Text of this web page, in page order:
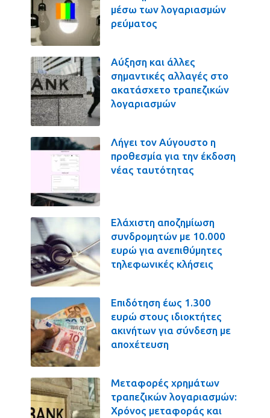
μέσω των λογαριασμών
ρεύματος
Αύξηση και άλλες
σημαντικές αλλαγές στο
ακατάσχετο τραπεζικών
λογαριασμών
Λήγει τον Αύγουστο η
προθεσμία για την έκδοση
νέας ταυτότητας
Ελάχιστη αποζημίωση
συνδρομητών με 10.000
ευρώ για ανεπιθύμητες
τηλεφωνικές κλήσεις
Επιδότηση έως 1.300
ευρώ στους ιδιοκτήτες
ακινήτων για σύνδεση με
αποχέτευση
Μεταφορές χρημάτων
τραπεζικών λογαριασμών:
Χρόνος μεταφοράς και